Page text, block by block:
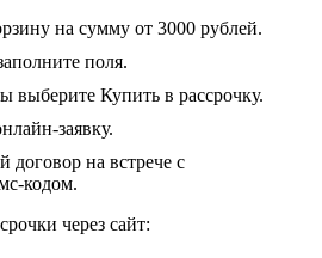
на сумму от 3000 рублей.
поля.
выберите Купить в рассрочку.
заявку.
на встрече с
кодом.
через сайт: